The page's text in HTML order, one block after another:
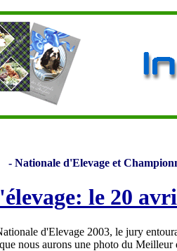
- Nationale d'Elevage et
le 20
d'Elevage 2003, le jury
nous aurons une photo du